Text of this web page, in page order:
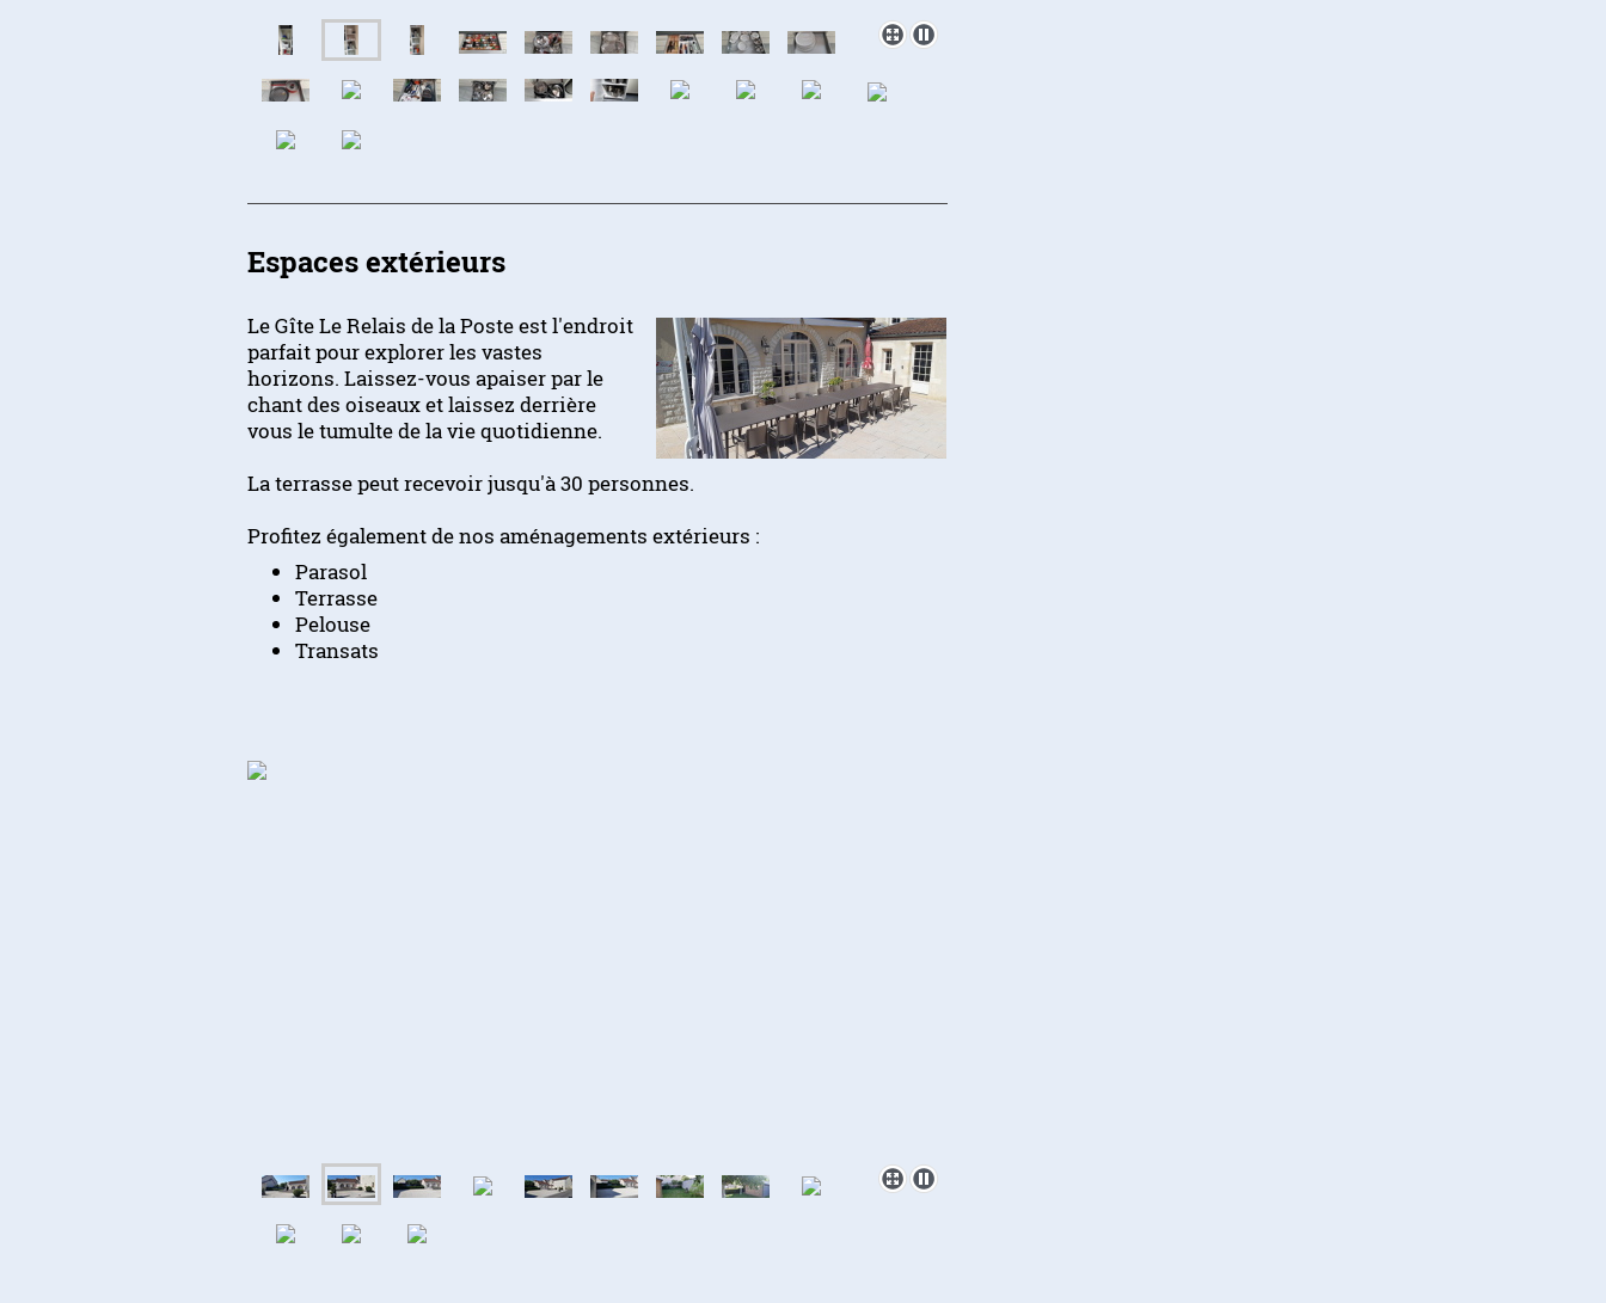
Espaces extérieurs
Le Gîte Le Relais de la Poste est l'endroit
parfait pour explorer les vastes
horizons. Laissez-vous apaiser par le
chant des oiseaux et laissez derrière
vous le tumulte de la vie quotidienne.
La terrasse peut recevoir jusqu'à 30 personnes.
Profitez également de nos aménagements extérieurs :
Parasol
Terrasse
Pelouse
Transats